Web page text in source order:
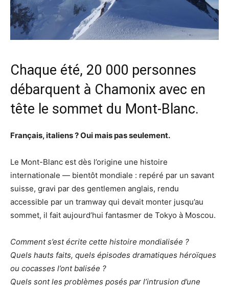
Chaque été, 20 000 personnes
débarquent à Chamonix avec en
tête le sommet du Mont-Blanc.
Français, italiens ? Oui mais pas seulement.
Le Mont-Blanc est dès l’origine une histoire
internationale — bientôt mondiale : repéré par un savant
suisse, gravi par des gentlemen anglais, rendu
accessible par un tramway qui devait monter jusqu’au
sommet, il fait aujourd’hui fantasmer de Tokyo à Moscou.
Comment s’est écrite cette histoire mondialisée ?
Quels hauts faits, quels épisodes dramatiques héroïques
ou cocasses l’ont balisée ?
Quels sont les problèmes posés par l’intrusion d’une